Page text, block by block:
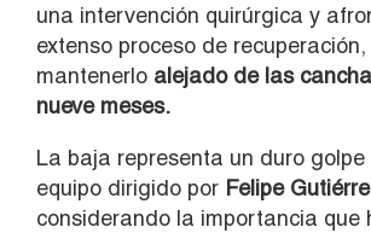
una intervención quirúrgica y
extenso proceso de
mantenerlo alejado de las
nueve meses.
La baja representa un duro golpe
equipo dirigido por Felipe
considerando la importancia que